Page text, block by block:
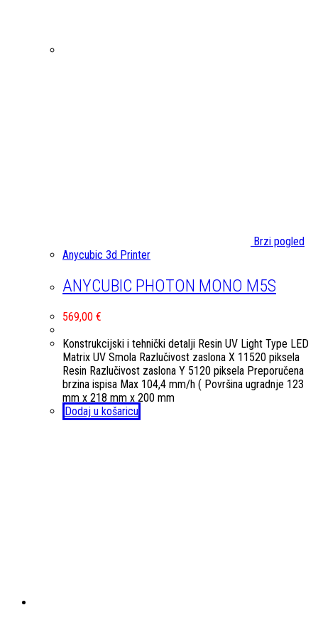
Brzi pogled
Anycubic 3d Printer
ANYCUBIC PHOTON MONO M5S
569,00 €
Konstrukcijski i tehnički detalji Resin UV Light Type LED
Matrix UV Smola Razlučivost zaslona X 11520 piksela
Resin Razlučivost zaslona Y 5120 piksela Preporučena
brzina ispisa Max 104,4 mm/h ( Površina ugradnje 123
mm x 218 mm x 200 mm
Dodaj u košaricu